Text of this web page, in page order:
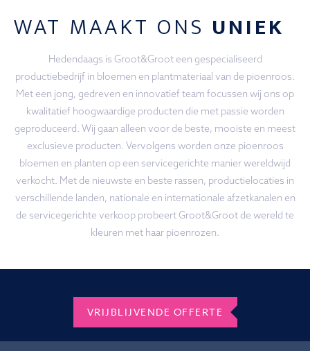
WAT MAAKT ONS UNIEK
Hedendaags is Groot&Groot een gespecialiseerd
productiebedrijf in bloemen en plantmateriaal van de pioenroos.
Met een jong, gedreven en innovatief team focussen wij ons op
kwalitatief hoogwaardige producten die met passie worden
geproduceerd. Wij gaan alleen voor de beste, mooiste en meest
exclusieve producten. Vervolgens worden onze pioenroos
bloemen en planten op een servicegerichte manier wereldwijd
verkocht. Met de nieuwste en beste rassen, productielocaties in
verschillende landen, nationale en internationale afzetkanalen en
de servicegerichte verkoop probeert Groot&Groot de wereld te
kleuren met haar pioenrozen.
VRIJBLIJVENDE OFFERTE